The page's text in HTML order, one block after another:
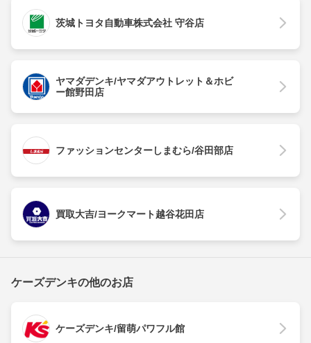
茨城トヨタ自動車株式会社 守谷店
ヤマダデンキ/ヤマダアウトレット＆ホビ
ー館野田店
ファッションセンターしまむら/谷田部店
買取大吉/ヨークマート越谷花田店
ケーズデンキの他のお店
ケーズデンキ/留萌パワフル館